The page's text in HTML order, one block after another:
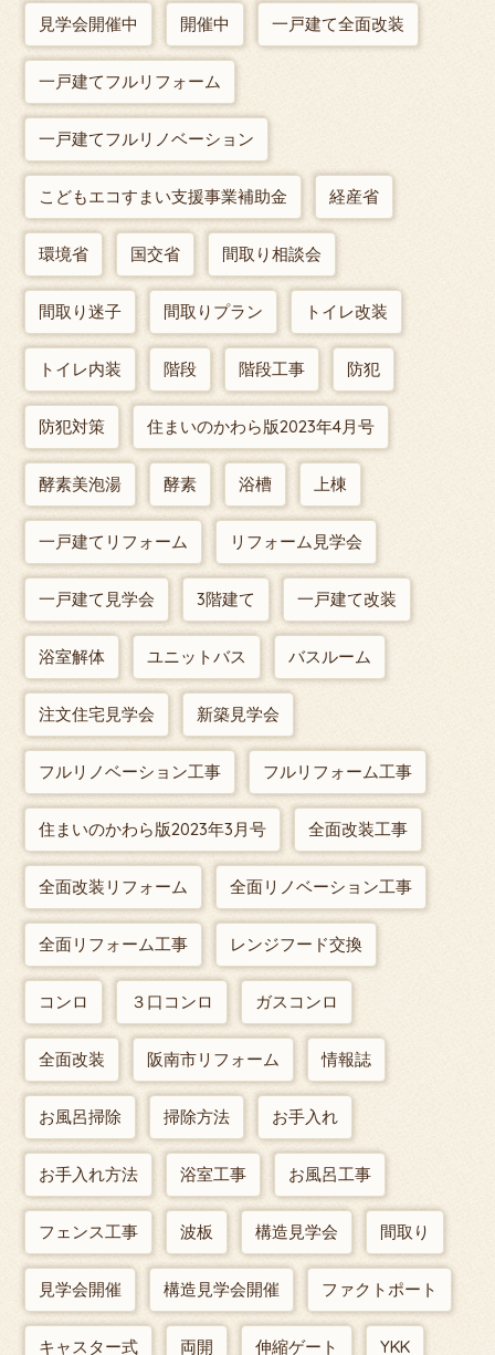
見学会開催中 開催中 一戸建て全面改装
一戸建てフルリフォーム
一戸建てフルリノベーション
こどもエコすまい支援事業補助金 経産省
環境省 国交省 間取り相談会
間取り迷子 間取りプラン トイレ改装
トイレ内装 階段 階段工事 防犯
防犯対策 住まいのかわら版2023年4月号
酵素美泡湯 酵素 浴槽 上棟
一戸建てリフォーム リフォーム見学会
一戸建て見学会 3階建て 一戸建て改装
浴室解体 ユニットバス バスルーム
注文住宅見学会 新築見学会
フルリノベーション工事 フルリフォーム工事
住まいのかわら版2023年3月号 全面改装工事
全面改装リフォーム 全面リノベーション工事
全面リフォーム工事 レンジフード交換
コンロ ３口コンロ ガスコンロ
全面改装 阪南市リフォーム 情報誌
お風呂掃除 掃除方法 お手入れ
お手入れ方法 浴室工事 お風呂工事
フェンス工事 波板 構造見学会 間取り
見学会開催 構造見学会開催 ファクトポート
キャスター式 両開 伸縮ゲート YKK